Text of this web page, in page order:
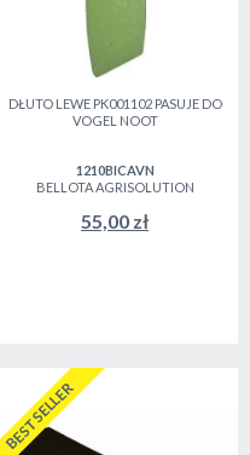
DŁUTO LEWE PK001102 PASUJE DO
VOGEL NOOT
1210BICAVN
BELLOTA AGRISOLUTION
55,00 zł
BESTSELLER